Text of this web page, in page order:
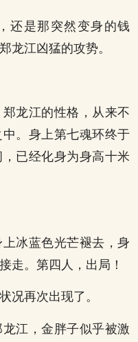
还是那突然变身的钱
龙江凶猛的攻势。
龙江的性格，从来不
。身上第七魂环终于
已经化身为身高十米
冰蓝色光芒褪去，身
走。第四人，出局！
况再次出现了。
江，金胖子似乎被激